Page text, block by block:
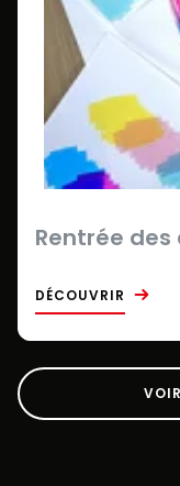
Rentrée des
DÉCOUVRIR